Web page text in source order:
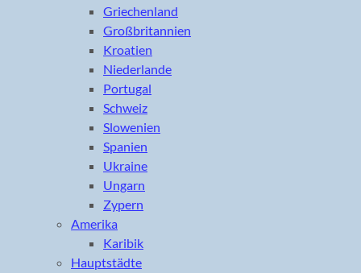
Griechenland
Großbritannien
Kroatien
Niederlande
Portugal
Schweiz
Slowenien
Spanien
Ukraine
Ungarn
Zypern
Amerika
Karibik
Hauptstädte